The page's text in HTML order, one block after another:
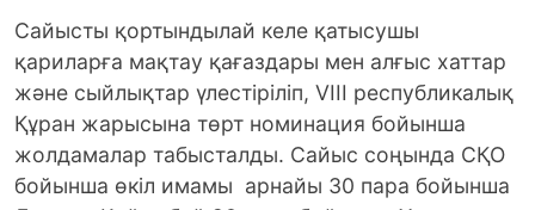
Сайысты қортындылай келе қатысушы
қариларға мақтау қағаздары мен алғыс хаттар
және сыйлықтар үлестіріліп, VIII республикалық
Құран жарысына төрт номинация бойынша
жолдамалар табысталды. Сайыс соңында СҚО
бойынша өкіл имамы арнайы 30 пара бойынша